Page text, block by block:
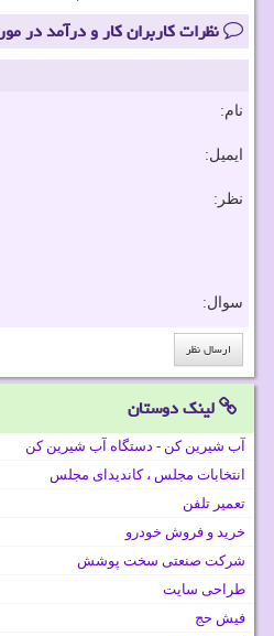
نظرات کاربران کار و درآمد در
نام:
ایمیل:
نظر:
سوال:
لینک دوستان
آب شیرین کن - دستگاه آب شیرین کن
انتخابات مجلس ، کاندیدای مجلس
تعمیر تلفن
خرید و فروش خودرو
شرکت صنعتی سخت پوشش
طراحی سایت
فیش حج